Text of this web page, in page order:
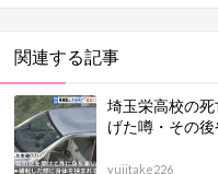
関連する記事
埼玉栄高校の
げた噂・その
yujitake226